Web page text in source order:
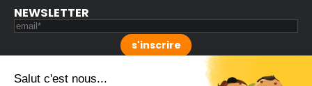
NEWSLETTER
s'inscrire
LABELS